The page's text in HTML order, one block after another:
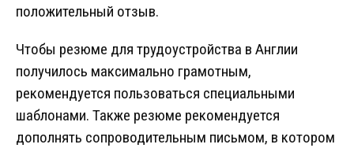
положительный отзыв.
Чтобы резюме для трудоустройства в Англии
получилось максимально грамотным,
рекомендуется пользоваться специальными
шаблонами. Также резюме рекомендуется
дополнять сопроводительным письмом, в котором